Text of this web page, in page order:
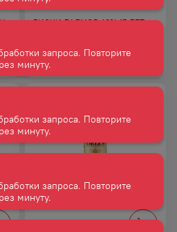
ВИСКИ ДАЛМОР 40% 15 ЛЕТ
22 735 ₽
ВИСКИ БЭЛЛС ОРИДЖИНАЛ
40% 0,05Л ПЛ/Б
295
запроса. Повторите
запроса. Повторите
запроса. Повторите
запроса. Повторите